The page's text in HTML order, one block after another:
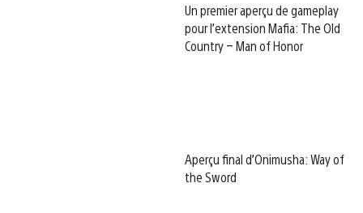
Un premier aperçu de gameplay
pour l’extension Mafia: The Old
Country – Man of Honor
Aperçu final d’Onimusha: Way of
the Sword